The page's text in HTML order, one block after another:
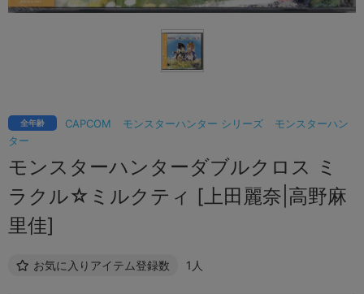
CAPCOM モンスターハンター シリーズ
モンスターハン
ター
全年齢
モンスターハンターダブルクロス ミ
ラクル☆ミルクティ [上田麗奈|高野麻
里佳]
お気に入りアイテム登録数 1人